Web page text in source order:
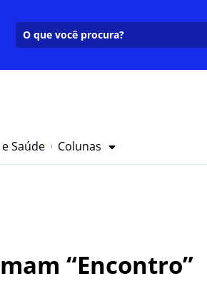
Saúde Colunas
“Encontro”